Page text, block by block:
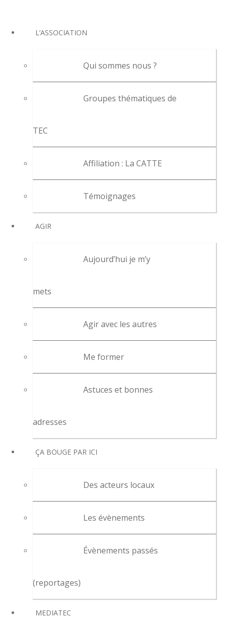
L’ASSOCIATION
Qui sommes nous ?
Groupes thématiques de
TEC
Affiliation : La CATTE
Témoignages
AGIR
Aujourd’hui je m’y
mets
Agir avec les autres
Me former
Astuces et bonnes
adresses
ÇA BOUGE PAR ICI
Des acteurs locaux
Les évènements
Évènements passés
(reportages)
MEDIATEC